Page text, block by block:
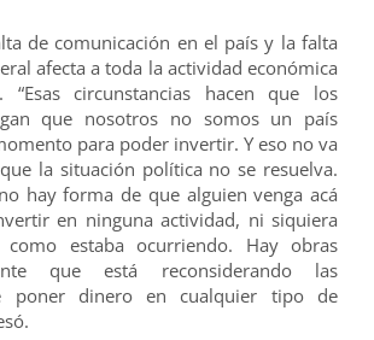
de comunicación en el país y la falta
afecta a toda la actividad económica
circunstancias hacen que los
que nosotros no somos un país
para poder invertir. Y eso no va
la situación política no se resuelva.
hay forma de que alguien venga acá
en ninguna actividad, ni siquiera
como estaba ocurriendo. Hay obras
que está reconsiderando las
poner dinero en cualquier tipo de